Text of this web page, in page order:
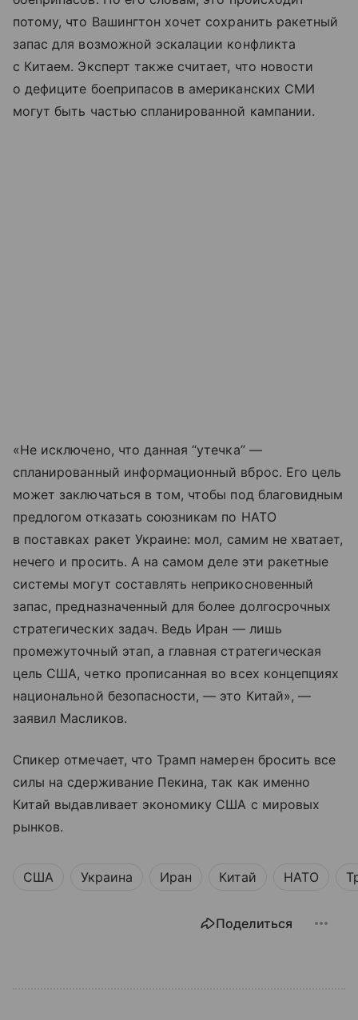
потому, что Вашингтон хочет сохранить ракетный
запас для возможной эскалации конфликта
с Китаем. Эксперт также считает, что новости
о дефиците боеприпасов в американских СМИ
могут быть частью спланированной кампании.
«Не исключено, что данная “утечка” —
спланированный информационный вброс. Его цель
может заключаться в том, чтобы под благовидным
предлогом отказать союзникам по НАТО
в поставках ракет Украине: мол, самим не хватает,
нечего и просить. А на самом деле эти ракетные
системы могут составлять неприкосновенный
запас, предназначенный для более долгосрочных
стратегических задач. Ведь Иран — лишь
промежуточный этап, а главная стратегическая
цель США, четко прописанная во всех концепциях
национальной безопасности, — это Китай», —
заявил Масликов.
Спикер отмечает, что Трамп намерен бросить все
силы на сдерживание Пекина, так как именно
Китай выдавливает экономику США с мировых
рынков.
США Украина Иран Китай НАТО
Поделиться